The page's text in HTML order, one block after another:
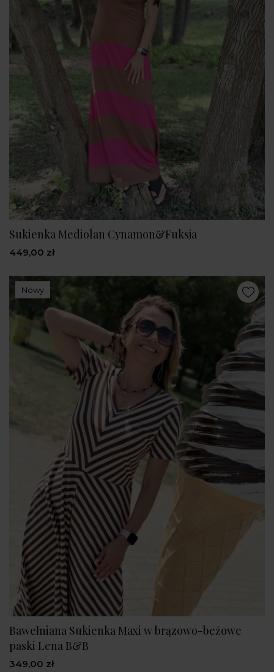
Sukienka Mediolan Cynamon&Fuksja
449,00 zł
Nowy
Bawełniana Sukienka Maxi w brązowo-beżowe
paski Lena B&B
349,00 zł